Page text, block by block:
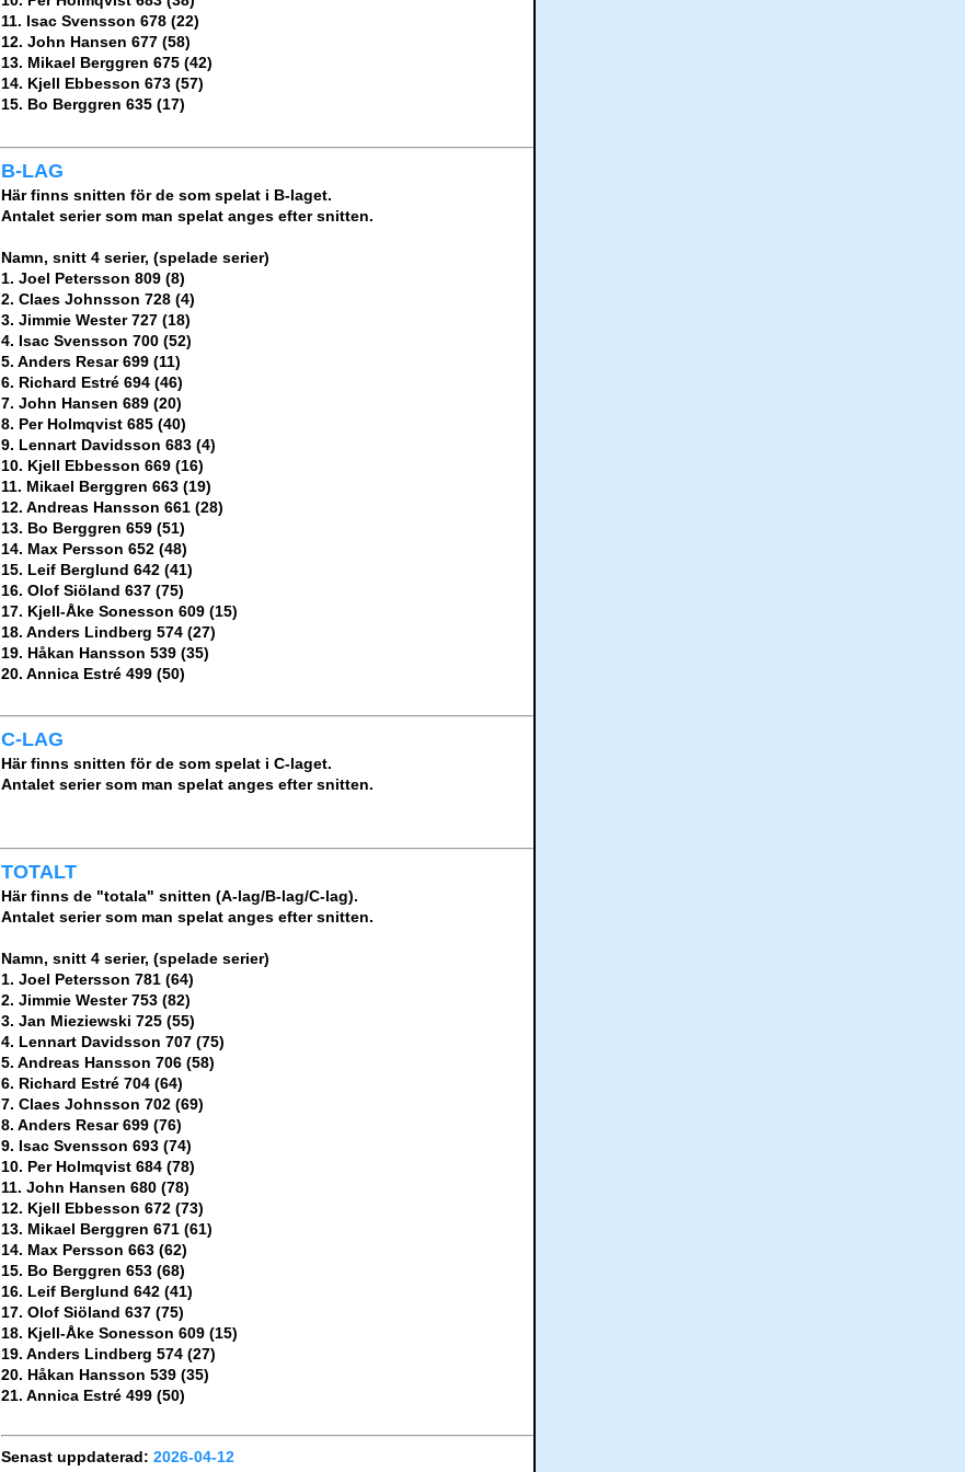
11. Isac Svensson 678 (22)
12. John Hansen 677 (58)
13. Mikael Berggren 675 (42)
14. Kjell Ebbesson 673 (57)
15. Bo Berggren 635 (17)
B-LAG
Här finns snitten för de som spelat i B-laget.
Antalet serier som man spelat anges efter snitten.
Namn, snitt 4 serier, (spelade serier)
1. Joel Petersson 809 (8)
2. Claes Johnsson 728 (4)
3. Jimmie Wester 727 (18)
4. Isac Svensson 700 (52)
5. Anders Resar 699 (11)
6. Richard Estré 694 (46)
7. John Hansen 689 (20)
8. Per Holmqvist 685 (40)
9. Lennart Davidsson 683 (4)
10. Kjell Ebbesson 669 (16)
11. Mikael Berggren 663 (19)
12. Andreas Hansson 661 (28)
13. Bo Berggren 659 (51)
14. Max Persson 652 (48)
15. Leif Berglund 642 (41)
16. Olof Siöland 637 (75)
17. Kjell-Åke Sonesson 609 (15)
18. Anders Lindberg 574 (27)
19. Håkan Hansson 539 (35)
20. Annica Estré 499 (50)
C-LAG
Här finns snitten för de som spelat i C-laget.
Antalet serier som man spelat anges efter snitten.
TOTALT
Här finns de "totala" snitten (A-lag/B-lag/C-lag).
Antalet serier som man spelat anges efter snitten.
Namn, snitt 4 serier, (spelade serier)
1. Joel Petersson 781 (64)
2. Jimmie Wester 753 (82)
3. Jan Mieziewski 725 (55)
4. Lennart Davidsson 707 (75)
5. Andreas Hansson 706 (58)
6. Richard Estré 704 (64)
7. Claes Johnsson 702 (69)
8. Anders Resar 699 (76)
9. Isac Svensson 693 (74)
10. Per Holmqvist 684 (78)
11. John Hansen 680 (78)
12. Kjell Ebbesson 672 (73)
13. Mikael Berggren 671 (61)
14. Max Persson 663 (62)
15. Bo Berggren 653 (68)
16. Leif Berglund 642 (41)
17. Olof Siöland 637 (75)
18. Kjell-Åke Sonesson 609 (15)
19. Anders Lindberg 574 (27)
20. Håkan Hansson 539 (35)
21. Annica Estré 499 (50)
Senast uppdaterad: 2026-04-12